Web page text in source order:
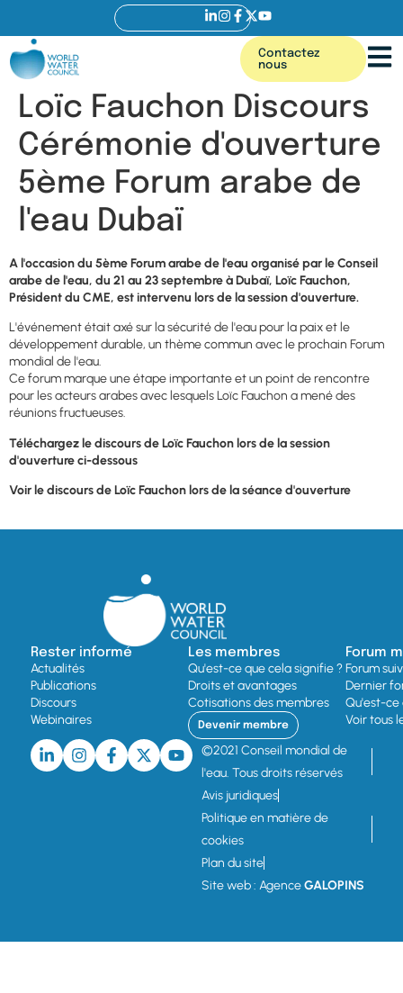
Contactez
nous
Loïc Fauchon Discours
Cérémonie d'ouverture
5ème Forum arabe de
l'eau Dubaï
A l'occasion du 5ème Forum arabe de l'eau organisé par le Conseil
arabe de l'eau, du 21 au 23 septembre à Dubaï, Loïc Fauchon,
Président du CME, est intervenu lors de la session d'ouverture.
L'événement était axé sur la sécurité de l'eau pour la paix et le
développement durable, un thème commun avec le prochain Forum
mondial de l'eau.
Ce forum marque une étape importante et un point de rencontre
pour les acteurs arabes avec lesquels Loïc Fauchon a mené des
réunions fructueuses.
Téléchargez le discours de Loïc Fauchon lors de la session
d'ouverture ci-dessous
Voir le discours de Loïc Fauchon lors de la séance d'ouverture
Rester informé
Actualités
Publications
Discours
Webinaires
Les membres
Qu'est-ce que cela signifie ?
Droits et avantages
Cotisations des membres
Devenir membre
Forum
Forum
Dernier
Qu'est-ce
Voir tous
©2021 Conseil mondial de
l'eau. Tous droits réservés
Avis juridiques
Politique en matière de
cookies
Plan du site
Site web : AgenceGALOPINS